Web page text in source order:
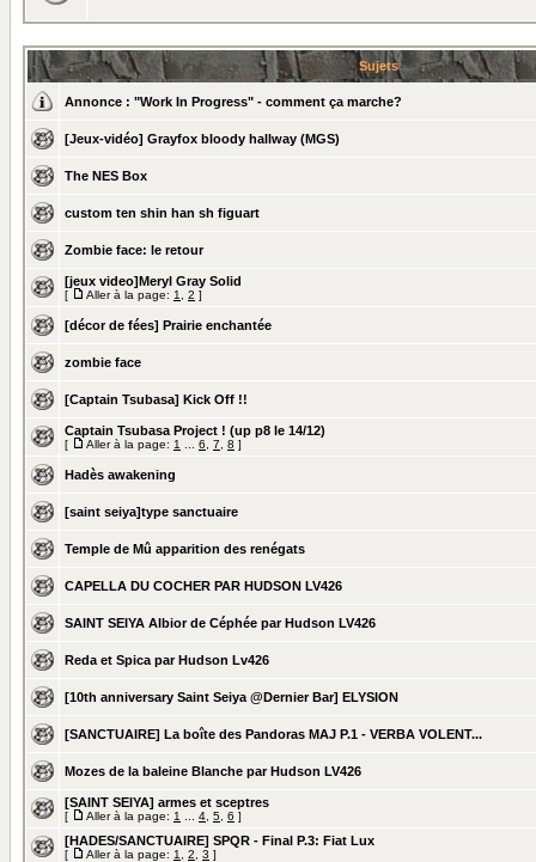
Sujets
Annonce : "Work In Progress" - comment ça marche?
[Jeux-vidéo] Grayfox bloody hallway (MGS)
The NES Box
custom ten shin han sh figuart
Zombie face: le retour
[jeux video]Meryl Gray Solid
[ Aller à la page: 1 2 ]
[décor de fées] Prairie enchantée
zombie face
[Captain Tsubasa] Kick Off !!
Captain Tsubasa Project ! (up p8 le 14/12)
[ Aller à la page: 1 6 7 8 ]
Hadès awakening
[saint seiya]type sanctuaire
Temple de Mû apparition des renégats
CAPELLA DU COCHER PAR HUDSON LV426
SAINT SEIYA Albior de Céphée par Hudson LV426
Reda et Spica par Hudson Lv426
[10th anniversary Saint Seiya @Dernier Bar] ELYSION
[SANCTUAIRE] La boîte des Pandoras MAJ P.1 - VERBA VOLENT...
Mozes de la baleine Blanche par Hudson LV426
[SAINT SEIYA] armes et sceptres
[ Aller à la page: 1 4 5 6 ]
[HADES/SANCTUAIRE] SPQR - Final P.3: Fiat Lux
[ Aller à la page: 1 2 3 ]